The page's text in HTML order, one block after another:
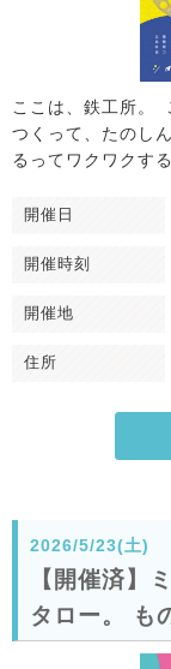
ここは、鉄工所。
つくって、たのし
るってワクワクす
開催日
開催時刻
開催地
住所
2026/5/23(土)
【開催済】
タロー。 も